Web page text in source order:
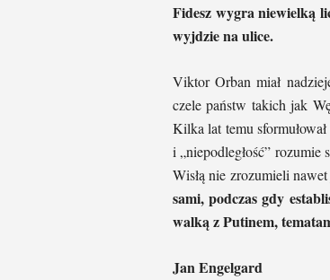
Fidesz wygra niewielką
wyjdzie na ulice.
Viktor Orban miał
czele państw takich jak
Kilka lat temu
i „niepodległość”
Wisłą nie zrozumieli
sami, podczas gdy
walką z Putinem,
Jan Engelgard